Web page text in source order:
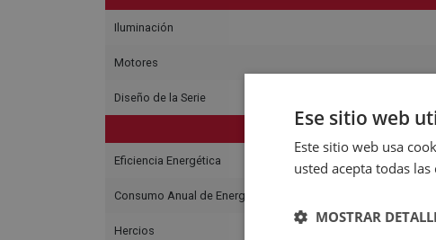
Iluminación
Motores
Diseño de la Serie
Eficiencia Energética
Consumo Anual de Energía
Hercios
Ese sitio web
Este sitio web usa
usted acepta todas
MOSTRAR